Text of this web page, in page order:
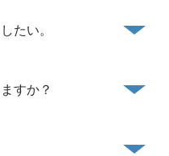
たい。
すか？